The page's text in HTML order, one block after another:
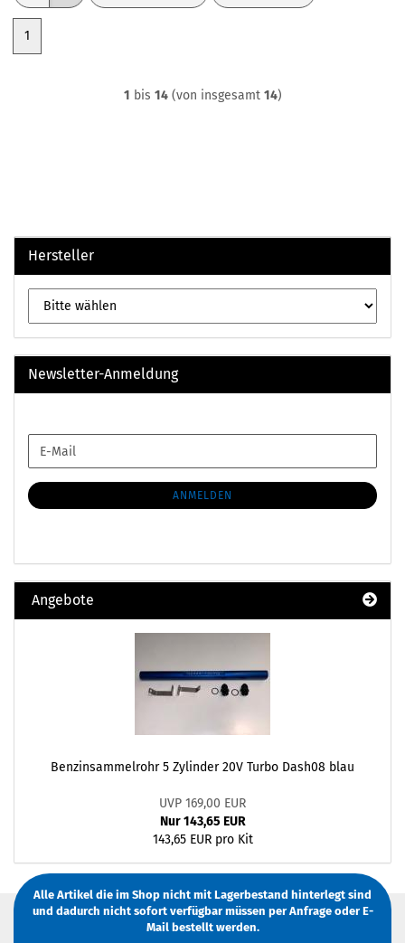
1
1 bis 14(von insgesamt 14)
Hersteller
Newsletter-Anmeldung
ZUR
ANMELDUNG
E-
Mail
ANMELDEN
Angebote
Benzinsammelrohr 5 Zylinder 20V Turbo Dash08 blau
UVP 169,00 EUR
Nur 143,65 EUR
143,65 EUR pro Kit
Alle Artikel die im Shop nicht mit Lagerbestand hinterlegt sind
und dadurch nicht sofort verfügbar müssen per AnfrageoderE-
Mailbestellt werden.